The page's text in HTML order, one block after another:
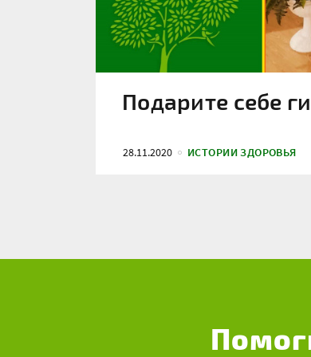
Подарите себе
28.11.2020 ИСТОРИИ ЗДОРОВЬЯ